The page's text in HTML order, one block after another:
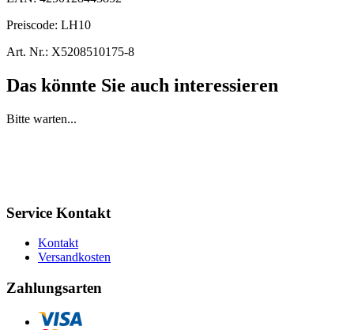
Preiscode: LH10
Art. Nr.: X5208510175-8
Das könnte Sie auch interessieren
Bitte warten...
Service Kontakt
Kontakt
Versandkosten
Zahlungsarten